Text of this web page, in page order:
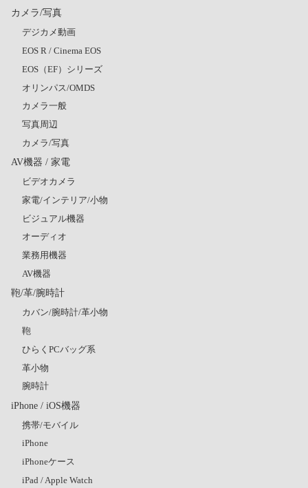
カメラ/写真
デジカメ動画
EOS R / Cinema EOS
EOS（EF）シリーズ
オリンパス/OMDS
カメラ一般
写真周辺
カメラ/写真
AV機器 / 家電
ビデオカメラ
家電/インテリア/小物
ビジュアル機器
オーディオ
業務用機器
AV機器
鞄/革/腕時計
カバン/腕時計/革小物
鞄
ひらくPCバッグ系
革小物
腕時計
iPhone / iOS機器
携帯/モバイル
iPhone
iPhoneケース
iPad / Apple Watch